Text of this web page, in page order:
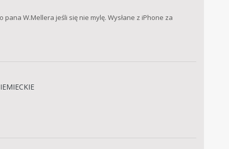
W.Mellera jeśli się nie mylę. Wysłane z iPhone za